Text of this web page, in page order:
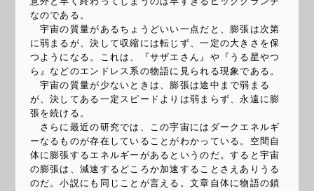
なのである。
宇宙の質量があるちょうどいい一点だと、膨張は次第
に弱まるが、決して収縮には転じず、一定の大きさを保
つようになる。これは、『サザエさん』や『うる星やつ
ら』などのエンドレス系の物語に見られる現象である。
宇宙の質量が少ないときは、膨張は途中まで弱まる
が、決してある一定スピードよりは弱まらず、永遠に膨
張を続ける。
さらに最近の研究では、この宇宙にはダークエネルギ
ーなるものが存在していることがわかっている。空間自
体に膨張するエネルギーがあるというのだ。すると宇宙
の膨張は、減速するどころか加速することさえありうる
のだ。小説にも同じことが言える。文章自体に物語の鎖